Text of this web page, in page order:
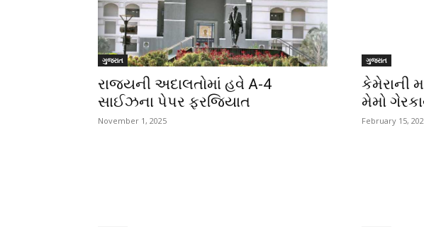
ગુજરાત
રાજ્યની અદાલતોમાં હવે A-4
સાઈઝના પેપર ફરજિયાત
November 1, 2025
ગુજરાત
કેમેરાની
મેમો
February 15,